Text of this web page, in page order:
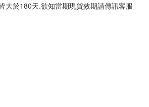
大於180天.欲知當期現貨效期請傳訊客服